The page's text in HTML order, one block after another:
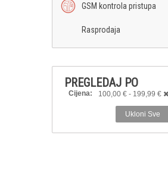
GSM kontrola pristupa
Rasprodaja
PREGLEDAJ PO
Cijena: 100,00 € - 199,99 €
Ukloni Sve